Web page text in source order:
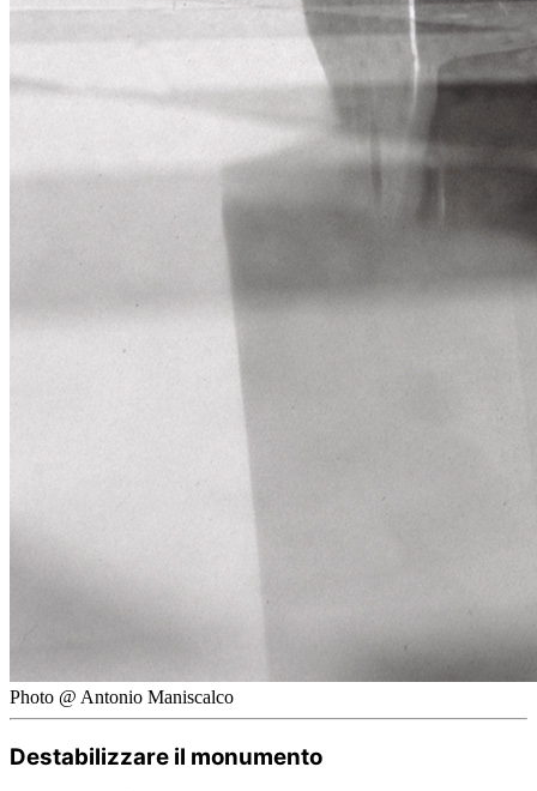
Photo @ Antonio Maniscalco
Destabilizzare il monumento